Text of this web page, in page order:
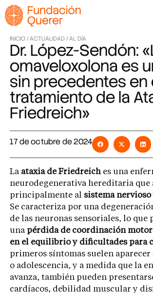
INICIO /ACTUALIDAD /AL DÍA
Dr. López-Sendón:
omaveloxolona es
sin precedentes en
tratamiento de la
Friedreich»
17 de octubre de 2024
La ataxia de Friedreich es una
neurodegenerativa hereditaria que
principalmente al sistema
Se caracteriza por una
de las neuronas sensoriales, lo que
una pérdida de coordinación
en el equilibrio y dificultades para
primeros síntomas suelen
o adolescencia, y a medida que la
avanza, también pueden
cardíacos, debilidad muscular y